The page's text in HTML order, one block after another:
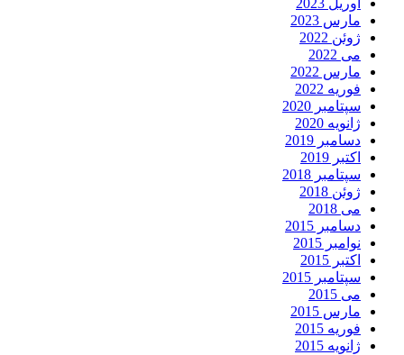
آوریل 2023
مارس 2023
ژوئن 2022
می 2022
مارس 2022
فوریه 2022
سپتامبر 2020
ژانویه 2020
دسامبر 2019
اکتبر 2019
سپتامبر 2018
ژوئن 2018
می 2018
دسامبر 2015
نوامبر 2015
اکتبر 2015
سپتامبر 2015
می 2015
مارس 2015
فوریه 2015
ژانویه 2015